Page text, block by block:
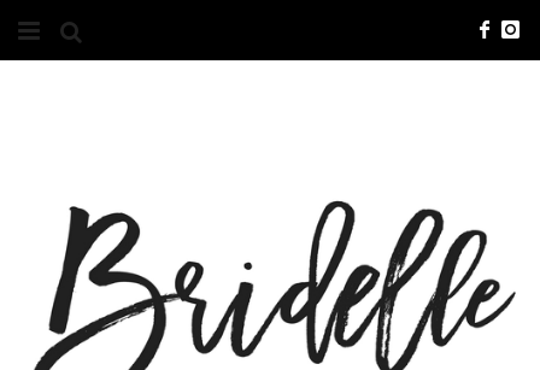
O NAS
KONTAKT
REKLAMA